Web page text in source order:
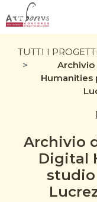
TUTTI I PROGETTI
Archivio
Humanities
Archivio
Digital